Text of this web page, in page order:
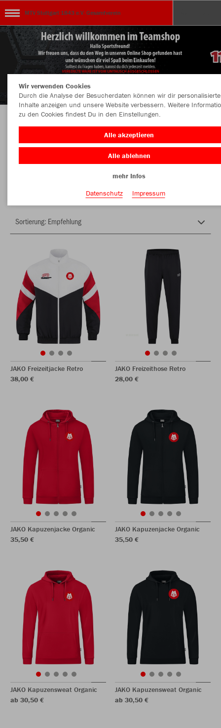
MTV Stuttgart 1843 e.V. Gesamtverein
Herzlich Willkommen im Teamshop MTV
Stuttgart 1843 e.V. Gesamtverein
JAKO Freizeitjacke Retro
38,00 €
JAKO Freizeithose Retro
28,00 €
JAKO Kapuzenjacke Organic
35,50 €
JAKO Kapuzenjacke Organic
35,50 €
JAKO Kapuzensweat Organic
ab 30,50 €
JAKO Kapuzensweat Organic
ab 30,50 €
Wir verwenden Cookies
Durch die Analyse der Besucherdaten können wir dir personalisierte
Inhalte anzeigen und unsere Website verbessern. Weitere
zu den Cookies findest Du in den Einstellungen.
Alle akzeptieren
Alle ablehnen
mehr Infos
Datenschutz
Impressum